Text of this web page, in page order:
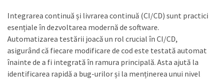
Integrarea continuă și livrarea continuă (CI/CD) sunt practici
esențiale în dezvoltarea modernă de software.
Automatizarea testării joacă un rol crucial în CI/CD,
asigurând că fiecare modificare de cod este testată automat
înainte de a fi integrată în ramura principală. Asta ajută la
identificarea rapidă a bug-urilor și la menținerea unui nivel